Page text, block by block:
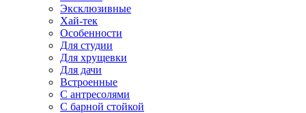
Эксклюзивные
Хай-тек
Особенности
Для студии
Для хрущевки
Для дачи
Встроенные
С антресолями
С барной стойкой